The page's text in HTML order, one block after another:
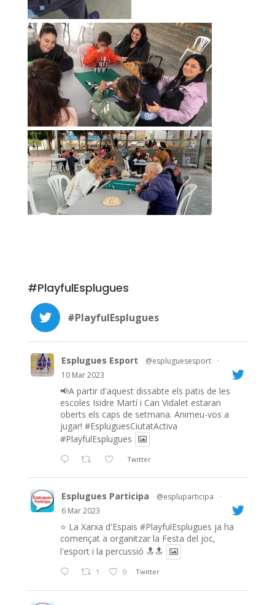
#PlayfulEsplugues
#PlayfulEsplugues
Esplugues Esport @espluguesesport
·
10 Mar 2023
📢A partir d'aquest dissabte els patis de les
escoles Isidre Martí i Can Vidalet estaran
oberts els caps de setmana. Animeu-vos a
jugar! #EspluguesCiutatActiva
#PlayfulEsplugues
Twitter
Esplugues Participa @espluparticipa
·
6 Mar 2023
⭐️ La Xarxa d'Espais #PlayfulEsplugues ja ha
començat a organitzar la Festa del joc,
l'esport i la percussió 🔝🔝
1 9 Twitter